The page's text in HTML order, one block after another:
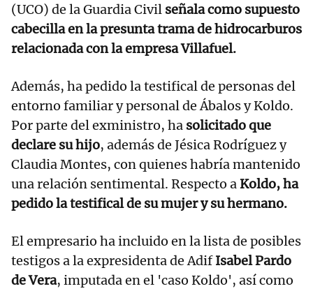
(UCO) de la Guardia Civil señala como supuesto
cabecilla en la presunta trama de hidrocarburos
relacionada con la empresa Villafuel.
Además, ha pedido la testifical de personas del
entorno familiar y personal de Ábalos y Koldo.
Por parte del exministro, ha solicitado que
declare su hijo, además de Jésica Rodríguez y
Claudia Montes, con quienes habría mantenido
una relación sentimental. Respecto aKoldo, ha
pedido la testifical de su mujer y su hermano.
El empresario ha incluido en la lista de posibles
testigos a la expresidenta de AdifIsabel Pardo
de Vera, imputada en el 'caso Koldo', así como